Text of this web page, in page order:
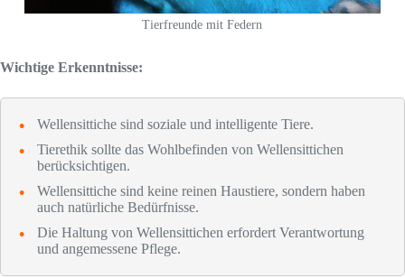
Tierfreunde mit Federn
Wichtige Erkenntnisse:
Wellensittiche sind soziale und intelligente Tiere.
Tierethik sollte das Wohlbefinden von Wellensittichen
berücksichtigen.
Wellensittiche sind keine reinen Haustiere, sondern haben
auch natürliche Bedürfnisse.
Die Haltung von Wellensittichen erfordert Verantwortung
und angemessene Pflege.